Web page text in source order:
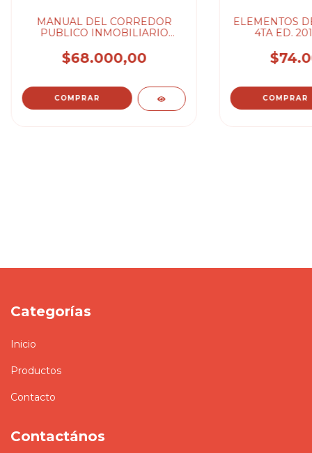
MANUAL DEL CORREDOR
PUBLICO INMOBILIARIO
A.
$68.000,00
ELEMENTOS
4TA ED.
Categorías
Inicio
Productos
Contacto
Contactános